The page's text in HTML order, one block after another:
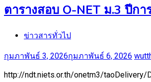
ตารางสอบ O-NET ม.3 ปีก
ข่าวสารทั่วไป
กุมภาพันธ์ 3, 2026กุมภาพันธ์ 6, 2026
http://ndt.niets.or.th/onetm3/taoDelivery/